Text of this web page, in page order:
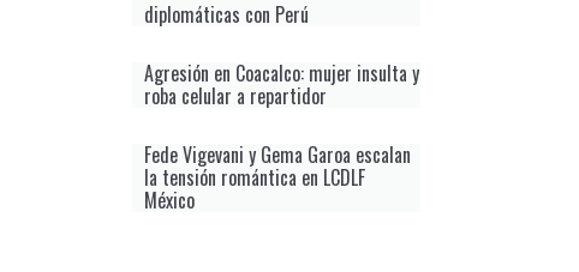
diplomáticas con Perú
Agresión en Coacalco: mujer insulta y
roba celular a repartidor
Fede Vigevani y Gema Garoa escalan
la tensión romántica en LCDLF
México